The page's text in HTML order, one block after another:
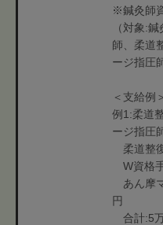
※鍼灸師
（対象:
師、柔道
ージ指圧
＜支給例＞
例1:柔道
ージ指圧
柔道整
W資格
あん摩
円
合計:5